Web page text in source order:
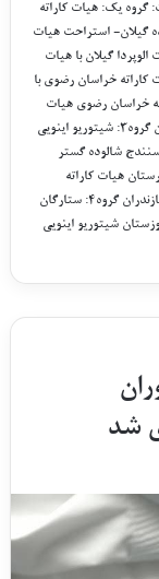
گروه یک: هیات کاراته
گیلان- استراحت هیات
گیلان با هیات
هیات کاراته خراسان رضوی با
خراسان رضوی هیات
کاراته خراسان رضوی- استراحت نیک نژادبا شهرداری سمنان گروه3: شیتوریو اینویی
شالوده گستر
هیات کاراته
لرستان- استراحت شالوده گستر سنندج با شیتوریو اینویی مازندران گروه4: ستارگان
شیتوریو اینویی
شد